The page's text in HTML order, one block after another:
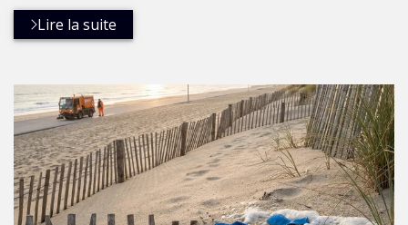
Lire la suite